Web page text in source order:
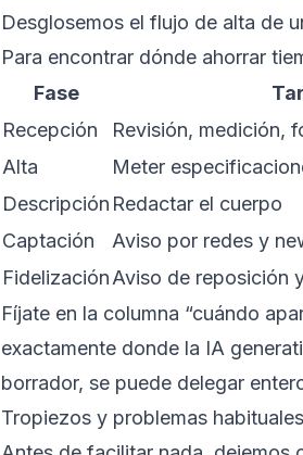
Desglosemos el flujo de alta de
Para encontrar dónde ahorrar
Fase
Recepción
Revisión, medición,
Alta
Meter
Descripción Redactar el cuerpo
Captación
Aviso por redes y
FidelizaciónAviso de reposición
Fíjate en la columna “cuándo
exactamente donde la IA
borrador, se puede delegar
Tropiezos y problemas habituales